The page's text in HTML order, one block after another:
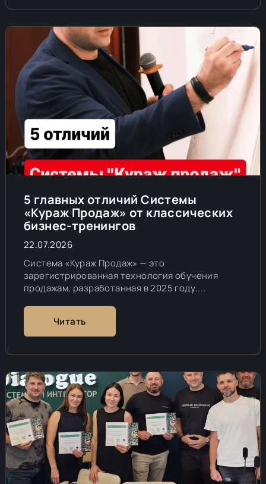
5 главных отличий Системы
«Кураж Продаж» от классических
бизнес-тренингов
22.07.2026
Система «Кураж Продаж» — это
зарегистрированная технология обучения
продажам, разработанная в 2025 году....
Читать